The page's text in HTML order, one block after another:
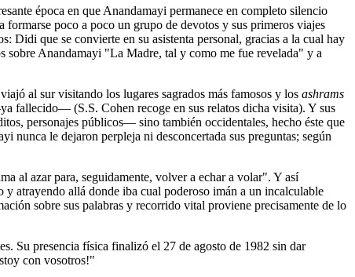
época en que Anandamayi permanece en completo silencio
poco a poco un grupo de devotos y sus primeros viajes
Didi que se convierte en su asistenta personal, gracias a la cual hay
sobre Anandamayi "La Madre, tal y como me fue revelada" y a
al sur visitando los lugares sagrados más famosos y los ashrams
fallecido― (S.S. Cohen recoge en sus relatos dicha visita). Y sus
personajes públicos― sino también occidentales, hecho éste que
nunca le dejaron perpleja ni desconcertada sus preguntas; según
al azar para, seguidamente, volver a echar a volar". Y así
atrayendo allá donde iba cual poderoso imán a un incalculable
sobre sus palabras y recorrido vital proviene precisamente de lo
Su presencia física finalizó el 27 de agosto de 1982 sin dar
con vosotros!"